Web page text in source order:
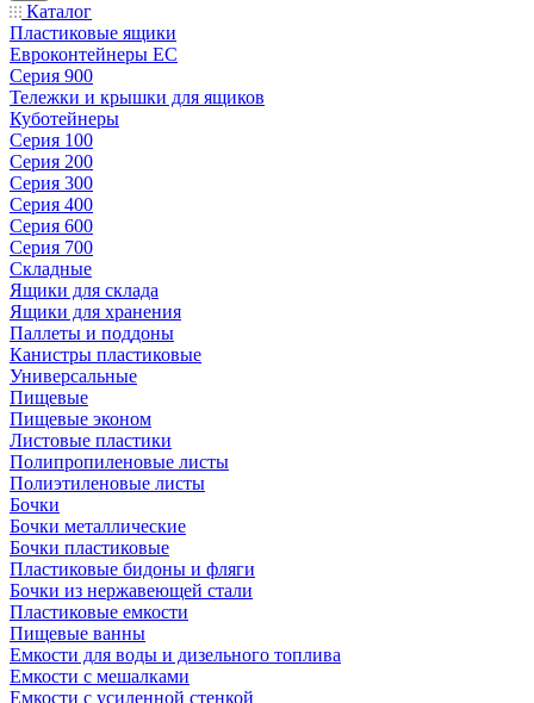
Каталог
Пластиковые ящики
Евроконтейнеры ЕС
Серия 900
Тележки и крышки для ящиков
Куботейнеры
Серия 100
Серия 200
Серия 300
Серия 400
Серия 600
Серия 700
Складные
Ящики для склада
Ящики для хранения
Паллеты и поддоны
Канистры пластиковые
Универсальные
Пищевые
Пищевые эконом
Листовые пластики
Полипропиленовые листы
Полиэтиленовые листы
Бочки
Бочки металлические
Бочки пластиковые
Пластиковые бидоны и фляги
Бочки из нержавеющей стали
Пластиковые емкости
Пищевые ванны
Емкости для воды и дизельного топлива
Емкости с мешалками
Емкости с усиленной стенкой